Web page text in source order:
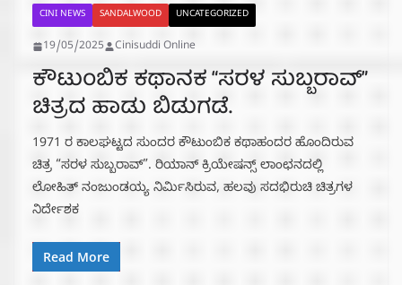
CINI NEWS SANDALWOOD UNCATEGORIZED
19/05/2025 Cinisuddi Online
ಕೌಟುಂಬಿಕ ಕಥಾನಕ “ಸರಳ ಸುಬ್ಬರಾವ್”
ಚಿತ್ರದ ಹಾಡು ಬಿಡುಗಡೆ.
1971 ರ ಕಾಲಘಟ್ಟದ ಸುಂದರ ಕೌಟುಂಬಿಕ ಕಥಾಹಂದರ ಹೊಂದಿರುವ
ಚಿತ್ರ “ಸರಳ ಸುಬ್ಬರಾವ್”. ರಿಯಾನ್ ಕ್ರಿಯೇಷನ್ಸ್ ಲಾಂಛನದಲ್ಲಿ
ಲೋಹಿತ್ ನಂಜುಂಡಯ್ಯ ನಿರ್ಮಿಸಿರುವ, ಹಲವು ಸದಭಿರುಚಿ ಚಿತ್ರಗಳ
ನಿರ್ದೇಶಕ
Read More